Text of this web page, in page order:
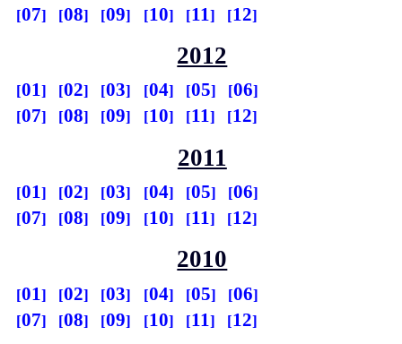
07
08 09 10 11 12
2012
01 02 03 04 05
06
07
08 09 10 11 12
2011
01 02 03 04 05
06
07
08 09 10 11 12
2010
01 02 03 04 05
06
07
08 09 10 11 12